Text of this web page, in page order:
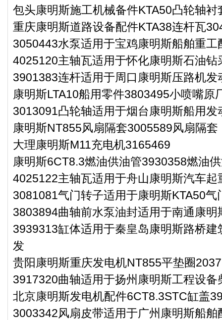
包头康明斯施工机械备件KTA50凸轮轴衬
重庆康明斯道路设备配件KTA38连杆瓦
3050443水泵适用于宝鸡康明斯船舶重工
4025120主轴瓦适用于怀化康明斯石油钻
3901383连杆适用于周口康明斯压路机
康明斯LTA10船用零件3803495小喷嘴原
3013091凸轮轴适用于烟台康明斯船用发
康明斯NT855风扇隔套3005589风扇隔套
大理康明斯M11充电机3165469
康明斯6CT8.3燃油供油管3930358燃油
4025122主轴瓦适用于舟山康明斯汽车起
3081081气门转子适用于康明斯KTA50气
3803894曲轴前水泵油封适用于南通康明
3939313缸体适用于秦皇岛康明斯路桥
发
贵阳康明斯重庆发电机NT855平垫圈
3917320曲轴适用于扬州康明斯工程设
北京康明斯发电机配件6CT8.3STC缸盖
3003342风扇皮带适用于广州康明斯船舶